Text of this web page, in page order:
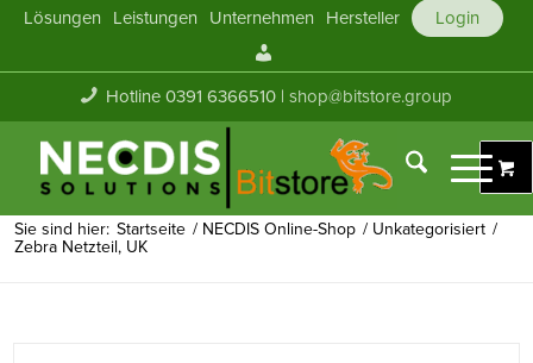
Lösungen Leistungen Unternehmen Hersteller
Login
Konto
Hotline 0391 6366510 |shop@bitstore.group
Sie sind hier: Startseite / NECDIS Online-Shop / Unkategorisiert /
Zebra Netzteil, UK